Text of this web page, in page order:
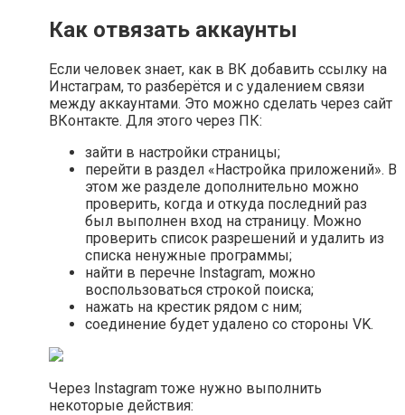
Как отвязать аккаунты
Если человек знает, как в ВК добавить ссылку на
Инстаграм, то разберётся и с удалением связи
между аккаунтами. Это можно сделать через сайт
ВКонтакте. Для этого через ПК:
зайти в настройки страницы;
перейти в раздел «Настройка приложений». В
этом же разделе дополнительно можно
проверить, когда и откуда последний раз
был выполнен вход на страницу. Можно
проверить список разрешений и удалить из
списка ненужные программы;
найти в перечне Instagram, можно
воспользоваться строкой поиска;
нажать на крестик рядом с ним;
соединение будет удалено со стороны VK.
Через Instagram тоже нужно выполнить
некоторые действия: